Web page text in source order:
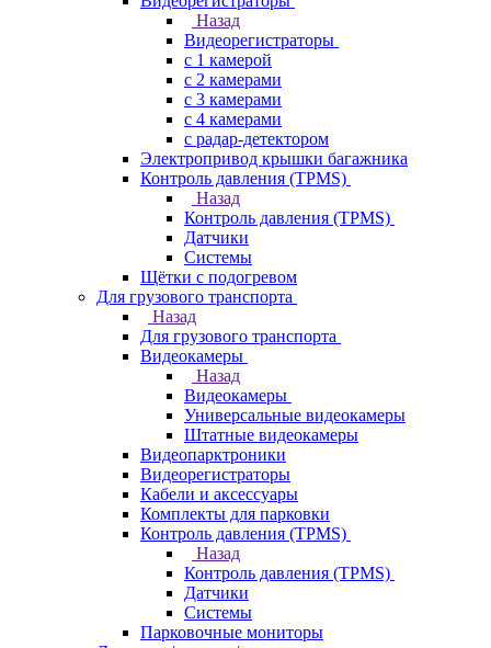
Назад
Видеорегистраторы
с 1 камерой
с 2 камерами
с 3 камерами
с 4 камерами
с радар-детектором
Электропривод крышки багажника
Контроль давления (TPMS)
Назад
Контроль давления (TPMS)
Датчики
Системы
Щётки с подогревом
Для грузового транспорта
Назад
Для грузового транспорта
Видеокамеры
Назад
Видеокамеры
Универсальные видеокамеры
Штатные видеокамеры
Видеопарктроники
Видеорегистраторы
Кабели и аксессуары
Комплекты для парковки
Контроль давления (TPMS)
Назад
Контроль давления (TPMS)
Датчики
Системы
Парковочные мониторы